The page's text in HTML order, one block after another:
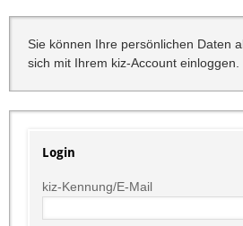
Sie können Ihre persönlichen Daten
sich mit Ihrem kiz-Account einloggen.
Login
kiz-Kennung/E-Mail